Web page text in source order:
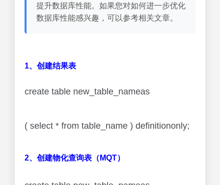
提升数据库性能。如果您对如何进一步优化
数据库性能感兴趣，可以参考相关文章。
1、创建结果表
create table new_table_nameas
( select * from table_name ) definitiononly;
2、创建物化查询表（MQT）